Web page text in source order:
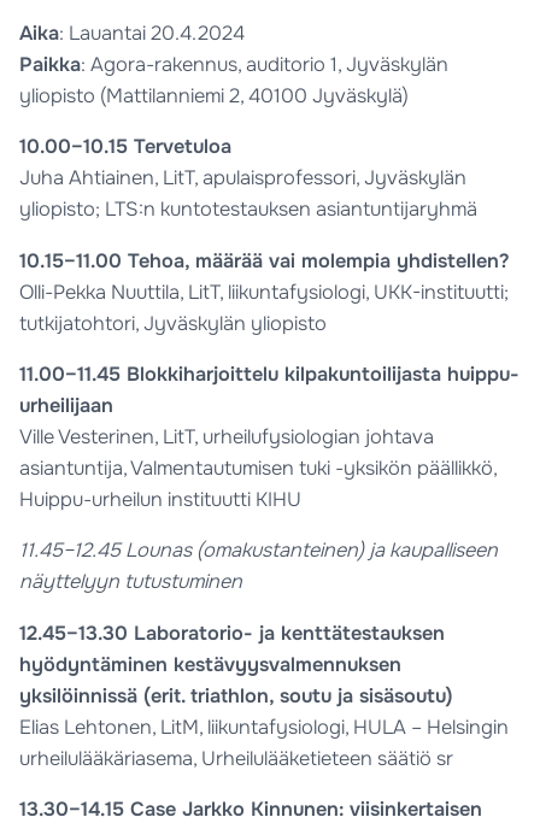
Aika: Lauantai 20.4.2024
Paikka: Agora-rakennus, auditorio 1, Jyväskylän
yliopisto (Mattilanniemi 2, 40100 Jyväskylä)
10.00–10.15 Tervetuloa
Juha Ahtiainen, LitT, apulaisprofessori, Jyväskylän
yliopisto; LTS:n kuntotestauksen asiantuntijaryhmä
10.15–11.00 Tehoa, määrää vai molempia yhdistellen?
Olli-Pekka Nuuttila, LitT, liikuntafysiologi, UKK-instituutti;
tutkijatohtori, Jyväskylän yliopisto
11.00–11.45 Blokkiharjoittelu kilpakuntoilijasta huippu-
urheilijaan
Ville Vesterinen, LitT, urheilufysiologian johtava
asiantuntija, Valmentautumisen tuki -yksikön päällikkö,
Huippu-urheilun instituutti KIHU
11.45–12.45 Lounas (omakustanteinen) ja kaupalliseen
näyttelyyn tutustuminen
12.45–13.30 Laboratorio- ja kenttätestauksen
hyödyntäminen kestävyysvalmennuksen
yksilöinnissä (erit. triathlon, soutu ja sisäsoutu)
Elias Lehtonen, LitM, liikuntafysiologi, HULA – Helsingin
urheilulääkäriasema, Urheilulääketieteen säätiö sr
13.30–14.15 Case Jarkko Kinnunen: viisinkertaisen